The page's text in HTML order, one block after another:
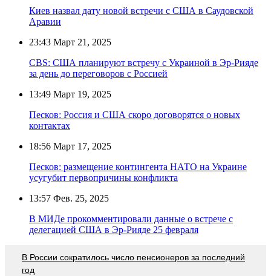
Киев назвал дату новой встречи с США в Саудовской
Аравии
23:43 Март 21, 2025
CBS: США планируют встречу с Украиной в Эр-Рияде
за день до переговоров с Россией
13:49 Март 19, 2025
Песков: Россия и США скоро договорятся о новых
контактах
18:56 Март 17, 2025
Песков: размещение контингента НАТО на Украине
усугубит первопричины конфликта
13:57 Фев. 25, 2025
В МИДе прокомментировали данные о встрече с
делегацией США в Эр-Рияде 25 февраля
В России сократилось число пенсионеров за последний
год